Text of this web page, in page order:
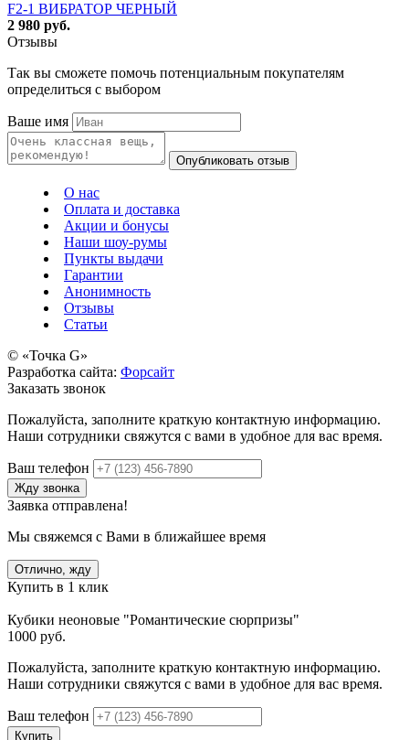
F2-1 ВИБРАТОР ЧЕРНЫЙ
2 980 руб.
Отзывы
Так вы сможете помочь потенциальным покупателям
определиться с выбором
Ваше имя
Опубликовать отзыв
О нас
Оплата и доставка
Акции и бонусы
Наши шоу-румы
Пункты выдачи
Гарантии
Анонимность
Отзывы
Статьи
© «Точка G»
Разработка сайта: Форсайт
Заказать звонок
Пожалуйста, заполните краткую контактную информацию.
Наши сотрудники свяжутся с вами в удобное для вас время.
Ваш телефон
Жду звонка
Заявка отправлена!
Мы свяжемся с Вами в ближайшее время
Отлично, жду
Купить в 1 клик
Кубики неоновые "Романтические сюрпризы"
1000 руб.
Пожалуйста, заполните краткую контактную информацию.
Наши сотрудники свяжутся с вами в удобное для вас время.
Ваш телефон
Купить